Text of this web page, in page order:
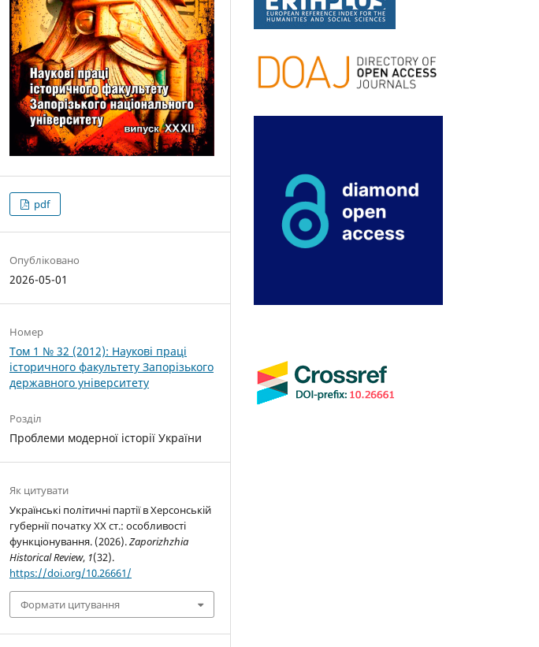
pdf
Опубліковано
2026-05-01
Номер
Том 1 № 32 (2012): Наукові праці
історичного факультету Запорізького
державного університету
Розділ
Проблеми модерної історії України
Як цитувати
Українські політичні партії в Херсонській
губернії початку ХХ ст.: особливості
функціонування. (2026).Zaporizhzhia
Historical Review, 1(32).
https://doi.org/10.26661/
Формати цитування